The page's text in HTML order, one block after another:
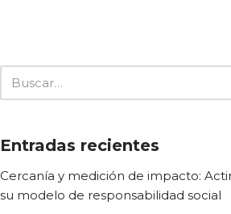
Entradas recientes
Cercanía y medición de impacto:
su modelo de responsabilidad social